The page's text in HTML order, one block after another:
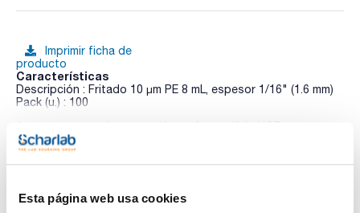
Esta página web usa cookies
Imprimir ficha de
producto
Características
Descripción : Fritado 10 µm PE 8 mL, espesor 1/16" (1.6 mm)
Pack (u.) : 100
Accesorios para la extracción en fase sólida UCT
Ver más